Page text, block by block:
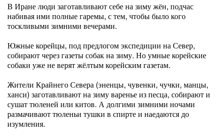
В Иране люди заготавливают себе на зиму жён, подчас
набивая ими полные гаремы, с тем, чтобы было кого
тоскливыми зимними вечерами.
Южные корейцы, под предлогом экспедиции на Север,
собирают через газеты собак на зиму. Но умные корейские
собаки уже не верят жёлтым корейским газетам.
Жители Крайнего Севера (эненцы, чувенки, чучки, манцы,
ханси) заготавливают на зиму варенье из песца, собирают и
сушат тюленей или китов. А долгими зимними ночами
размачивают тюленьи тушки в спирте и наедаются до
изумления.